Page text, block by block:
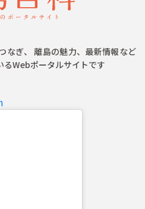
なぎ、 離島の魅力、最新情報など
Webポータルサイトです